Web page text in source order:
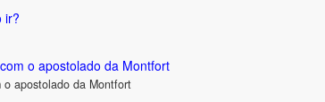
ir?
o apostolado da Montfort
o apostolado da Montfort